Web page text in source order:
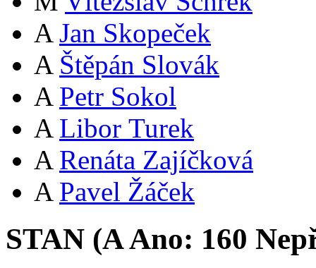
A Jan Skopeček
A Štěpán Slovák
A Petr Sokol
A Libor Turek
A Renáta Zajíčková
A Pavel Žáček
STAN (AAno: 160